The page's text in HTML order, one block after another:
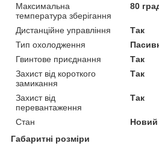
Максимальна
температура зберігання
80
Дистанційне управління
Так
Тип охолодження
Гвинтове приєднання
Так
Захист від короткого
замикання
Так
Захист від
перевантаження
Так
Стан
Новий
Габаритні розміри